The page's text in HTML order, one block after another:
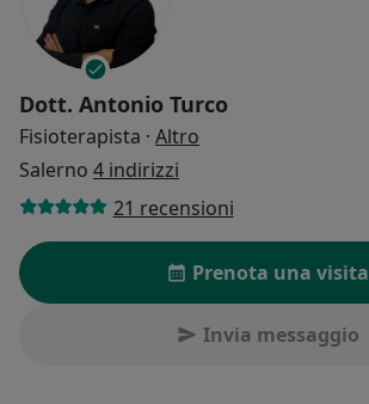
Dott. Antonio Turco
Fisioterapista · Altro
Salerno 4 indirizzi
21 recensioni
Prenota una visita
Invia messaggio